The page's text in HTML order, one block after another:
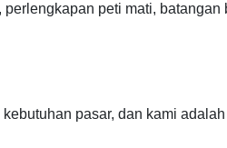
peti mati, batangan
pasar, dan kami